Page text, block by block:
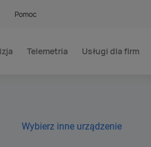
Pomoc
Telemetria Usługi dla firm
Wybierz inne urządzenie